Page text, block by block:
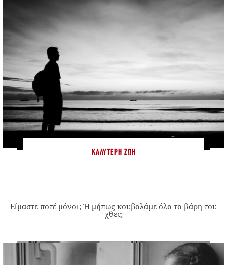
ΚΑΛΎΤΕΡΗ ΖΩΉ
Είμαστε ποτέ μόνοι; Ή μήπως κουβαλάμε όλα τα βάρη του
χθες;